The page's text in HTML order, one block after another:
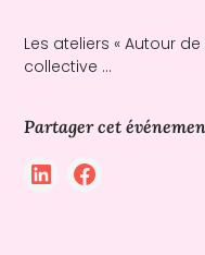
Les ateliers « Autour
collective ...
Partager cet